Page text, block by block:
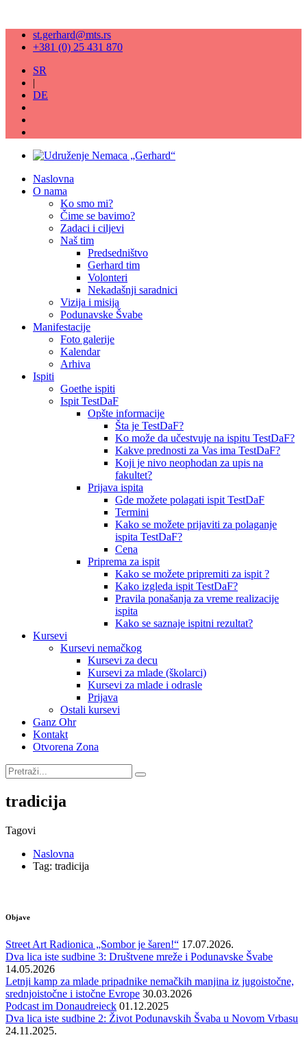
st.gerhard@mts.rs
+381 (0) 25 431 870
SR
|
DE
Naslovna
O nama
Ko smo mi?
Čime se bavimo?
Zadaci i ciljevi
Naš tim
Predsedništvo
Gerhard tim
Volonteri
Nekadašnji saradnici
Vizija i misija
Podunavske Švabe
Manifestacije
Foto galerije
Kalendar
Arhiva
Ispiti
Goethe ispiti
Ispit TestDaF
Opšte informacije
Šta je TestDaF?
Ko može da učestvuje na ispitu TestDaF?
Kakve prednosti za Vas ima TestDaF?
Koji je nivo neophodan za upis na
fakultet?
Prijava ispita
Gde možete polagati ispit TestDaF
Termini
Kako se možete prijaviti za polaganje
ispita TestDaF?
Cena
Priprema za ispit
Kako se možete pripremiti za ispit ?
Kako izgleda ispit TestDaF?
Pravila ponašanja za vreme realizacije
ispita
Kako se saznaje ispitni rezultat?
Kursevi
Kursevi nemačkog
Kursevi za decu
Kursevi za mlade (školarci)
Kursevi za mlade i odrasle
Prijava
Ostali kursevi
Ganz Ohr
Kontakt
Otvorena Zona
tradicija
Tagovi
Naslovna
Tag: tradicija
Objave
Street Art Radionica „Sombor je šaren!“ 17.07.2026.
Dva lica iste sudbine 3: Društvene mreže i Podunavske Švabe
14.05.2026
Letnji kamp za mlade pripadnike nemačkih manjina iz jugoistočne,
srednjoistočne i istočne Evrope 30.03.2026
Podcast im Donaudreieck 01.12.2025
Dva lica iste sudbine 2: Život Podunavskih Švaba u Novom Vrbasu
24.11.2025.